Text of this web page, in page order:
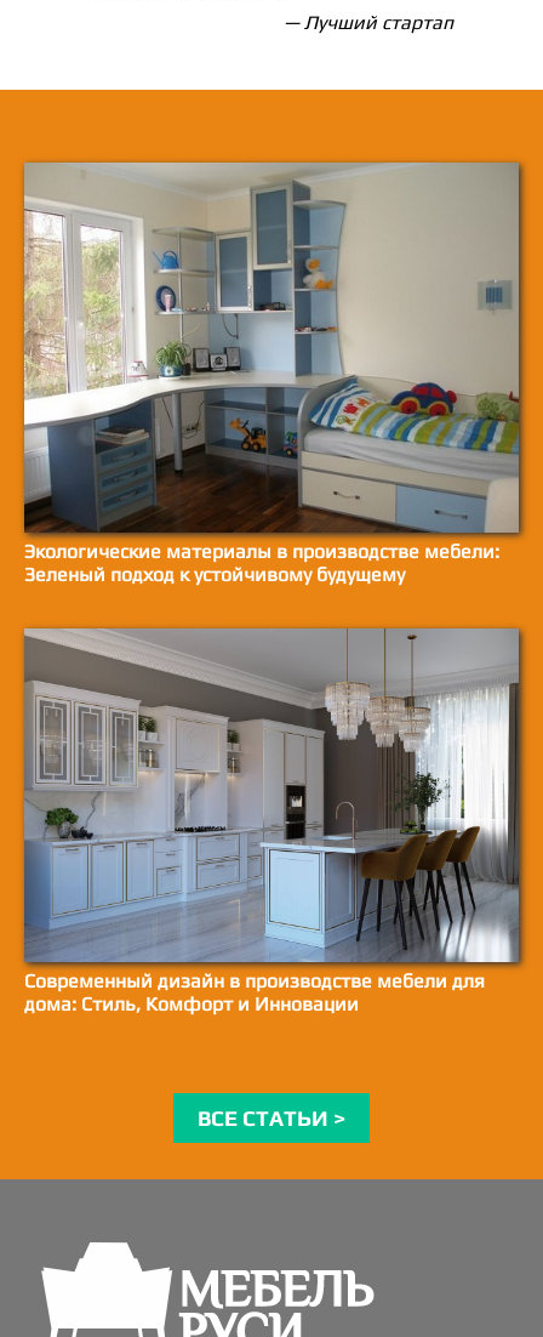
— Лучший стартап
Экологические материалы в производстве мебели:
Зеленый подход к устойчивому будущему
Современный дизайн в производстве мебели для
дома: Стиль, Комфорт и Инновации
ВСЕ СТАТЬИ >